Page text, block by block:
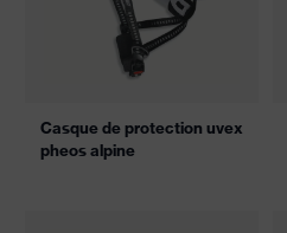
Casque de protection uvex
pheos alpine